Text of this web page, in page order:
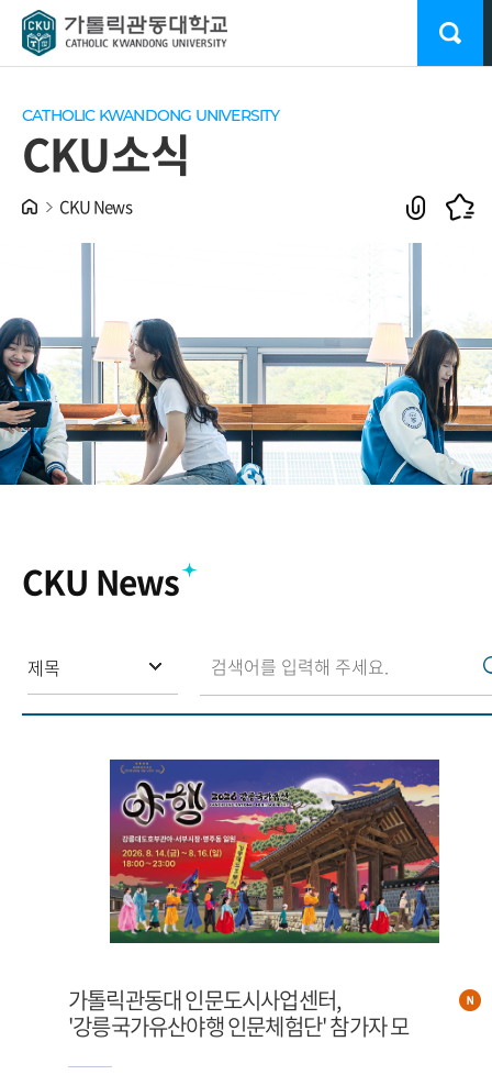
CATHOLIC KWANDONG UNIVERSITY
CKU소식
CKU News
CKU News
가톨릭관동대 인문도시사업센터,
'강릉국가유산야행 인문체험단' 참가자 모